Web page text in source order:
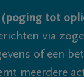
(poging tot
via
of een
meerdere